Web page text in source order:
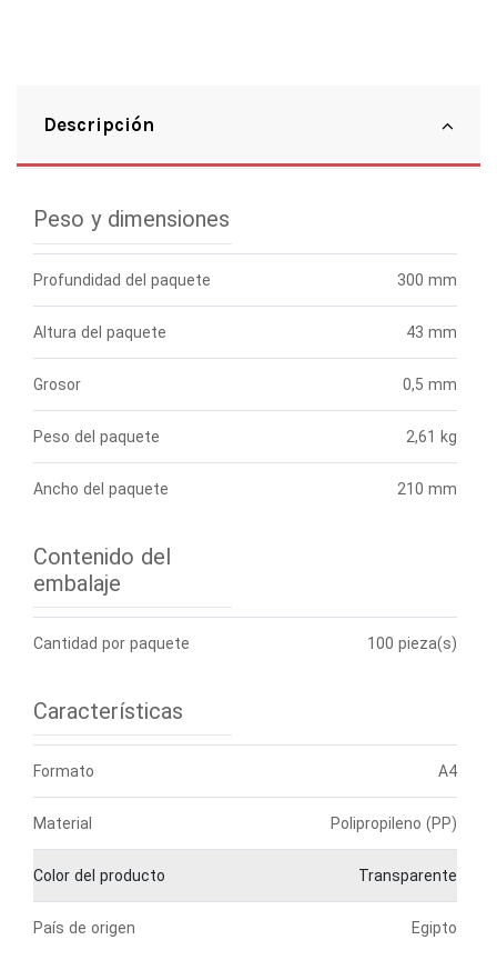
Descripción
Peso y dimensiones
Profundidad del paquete 300 mm
Altura del paquete 43 mm
Grosor 0,5 mm
Peso del paquete 2,61 kg
Ancho del paquete 210 mm
Contenido del
embalaje
Cantidad por paquete 100 pieza(s)
Características
Formato A4
Material Polipropileno (PP)
Color del producto Transparente
País de origen Egipto